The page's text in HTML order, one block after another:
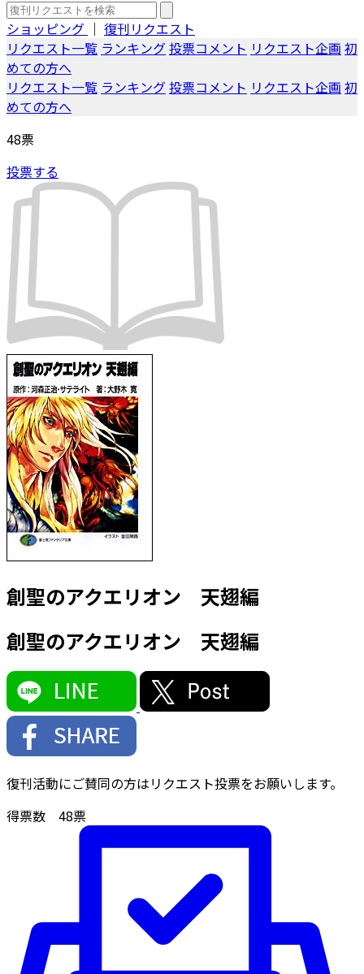
ショッピング ｜ 復刊リクエスト
リクエスト一覧 ランキング投票コメント リクエスト企画 初
めての方へ
リクエスト一覧 ランキング投票コメント リクエスト企画 初
めての方へ
48票
投票する
創聖のアクエリオン 天翅編
創聖のアクエリオン 天翅編
復刊活動にご賛同の方はリクエスト投票をお願いします。
得票数 48票